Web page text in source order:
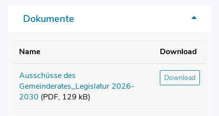
Dokumente
Name Download
Ausschüsse des
Gemeinderates_Legislatur 2026-
2030 (PDF, 129 kB)
Download